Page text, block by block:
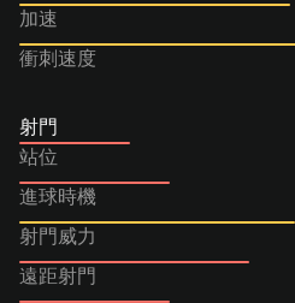
加速
衝刺速度
射門
站位
進球時機
射門威力
遠距射門